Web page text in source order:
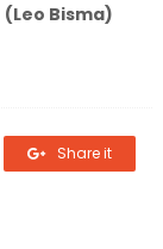
(Leo Bisma)
Share it